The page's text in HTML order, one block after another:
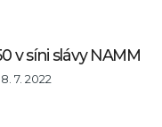
v síni slávy NAMM
7. 2022